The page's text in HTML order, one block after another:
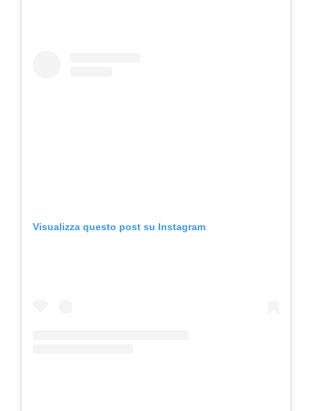
Visualizza questo post su Instagram